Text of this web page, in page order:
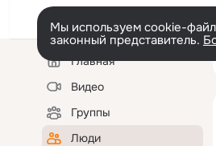
Мы используем cookie-
законный представитель.
Левая
колонкаГлавная
Видео
Группы
Люди